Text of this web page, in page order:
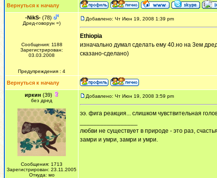
Вернуться к началу
-NikS-(78)
Дред-говорун =)
Сообщения: 1188
Зарегистрирован:
03.03.2008
Предупреждения : 4
Добавлено: Чт Июн 19, 2008 1:39 pm
Ethiopia
изначально думал сделать ему 40.но на 3ем
сказано-сделано)
Вернуться к началу
иркин (39)
без дред
Сообщения: 1713
Зарегистрирован: 23.11.2005
Откуда: мо
Добавлено: Чт Июн 19, 2008 3:59 pm
ээ. фига реакция... слишком чувствительная
любви не существует в природе - это раз,
замри и умри, замри и умри.